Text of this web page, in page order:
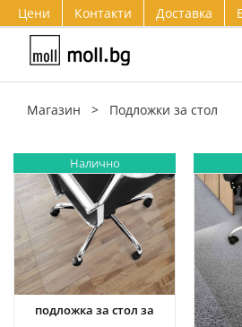
Skip
content
Цени Контакти Доставка
Магазин > Подложки за стол
Налично
подложка за стол за